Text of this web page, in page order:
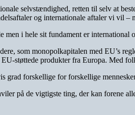
selvstændighed, retten til selv at
og internationale aftaler vi vil
men i hele sit fundament er international
som monopolkapitalen med EU’s
støttede produkter fra Europa. Med
grad forskellige for forskellige
på de vigtigste ting, der kan forene